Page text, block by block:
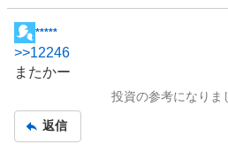
掲
示
板
*****
>>12246
またかー
投資の参考になりま
返信